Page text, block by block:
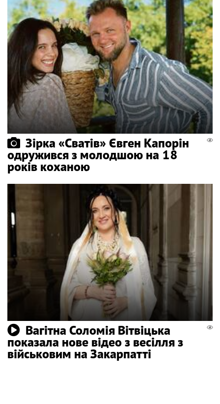
Зірка «Сватів» Євген Капорін
одружився з молодшою на 18
років коханою
Вагітна Соломія Вітвіцька
показала нове відео з весілля з
військовим на Закарпатті